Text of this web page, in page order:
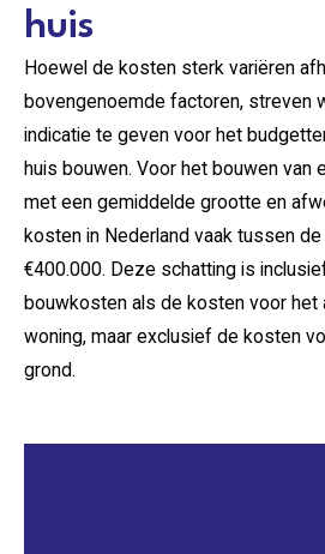
huis
Hoewel de kosten sterk variëren
bovengenoemde factoren, streven
indicatie te geven voor het
huis bouwen. Voor het bouwen van
met een gemiddelde grootte en
kosten in Nederland vaak tussen
€400.000. Deze schatting is
bouwkosten als de kosten voor het
woning, maar exclusief de kosten
grond.